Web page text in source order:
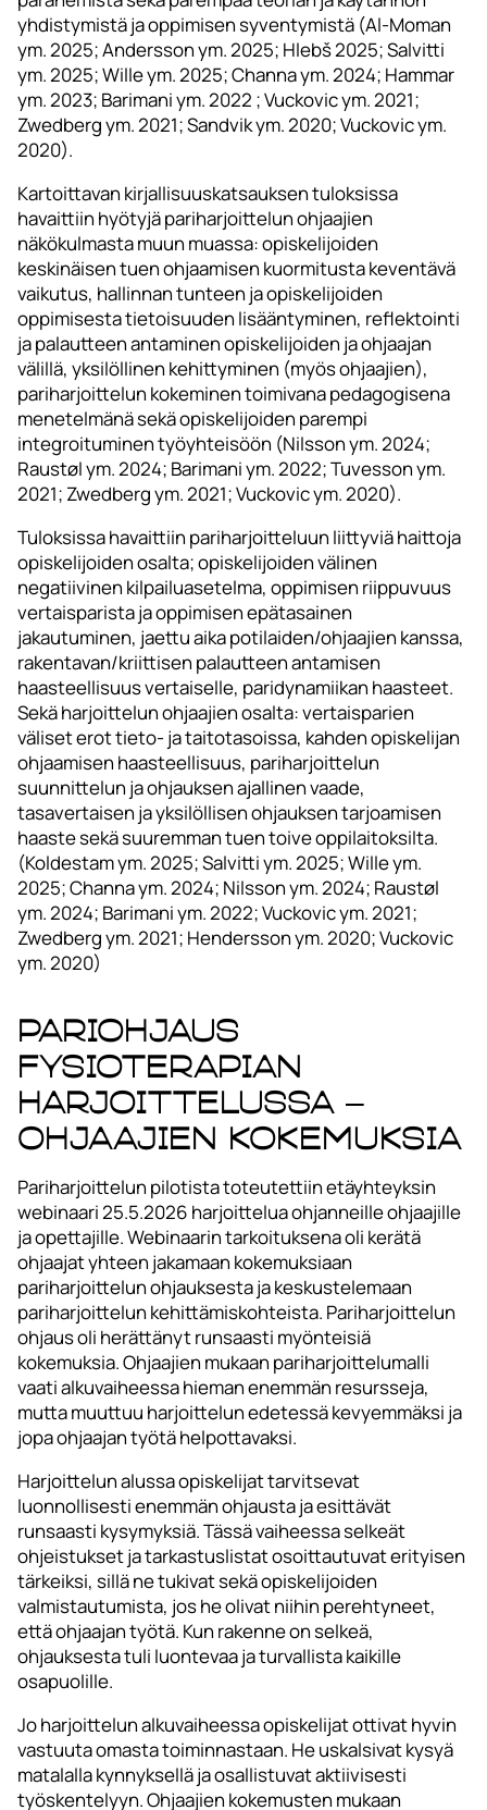
yhdistymistä ja oppimisen syventymistä (Al-Moman
ym. 2025; Andersson ym. 2025; Hlebš 2025; Salvitti
ym. 2025; Wille ym. 2025; Channa ym. 2024; Hammar
ym. 2023; Barimani ym. 2022 ; Vuckovic ym. 2021;
Zwedberg ym. 2021; Sandvik ym. 2020; Vuckovic ym.
2020).
Kartoittavan kirjallisuuskatsauksen tuloksissa
havaittiin hyötyjä pariharjoittelun ohjaajien
näkökulmasta muun muassa: opiskelijoiden
keskinäisen tuen ohjaamisen kuormitusta keventävä
vaikutus, hallinnan tunteen ja opiskelijoiden
oppimisesta tietoisuuden lisääntyminen, reflektointi
ja palautteen antaminen opiskelijoiden ja ohjaajan
välillä, yksilöllinen kehittyminen (myös ohjaajien),
pariharjoittelun kokeminen toimivana pedagogisena
menetelmänä sekä opiskelijoiden parempi
integroituminen työyhteisöön (Nilsson ym. 2024;
Raustøl ym. 2024; Barimani ym. 2022; Tuvesson ym.
2021; Zwedberg ym. 2021; Vuckovic ym. 2020).
Tuloksissa havaittiin pariharjoitteluun liittyviä haittoja
opiskelijoiden osalta; opiskelijoiden välinen
negatiivinen kilpailuasetelma, oppimisen riippuvuus
vertaisparista ja oppimisen epätasainen
jakautuminen, jaettu aika potilaiden/ohjaajien kanssa,
rakentavan/kriittisen palautteen antamisen
haasteellisuus vertaiselle, paridynamiikan haasteet.
Sekä harjoittelun ohjaajien osalta: vertaisparien
väliset erot tieto- ja taitotasoissa, kahden opiskelijan
ohjaamisen haasteellisuus, pariharjoittelun
suunnittelun ja ohjauksen ajallinen vaade,
tasavertaisen ja yksilöllisen ohjauksen tarjoamisen
haaste sekä suuremman tuen toive oppilaitoksilta.
(Koldestam ym. 2025; Salvitti ym. 2025; Wille ym.
2025; Channa ym. 2024; Nilsson ym. 2024; Raustøl
ym. 2024; Barimani ym. 2022; Vuckovic ym. 2021;
Zwedberg ym. 2021; Hendersson ym. 2020; Vuckovic
ym. 2020)
Pariohjaus
fysioterapian
harjoittelussa –
ohjaajien kokemuksia
Pariharjoittelun pilotista toteutettiin etäyhteyksin
webinaari 25.5.2026 harjoittelua ohjanneille ohjaajille
ja opettajille. Webinaarin tarkoituksena oli kerätä
ohjaajat yhteen jakamaan kokemuksiaan
pariharjoittelun ohjauksesta ja keskustelemaan
pariharjoittelun kehittämiskohteista. Pariharjoittelun
ohjaus oli herättänyt runsaasti myönteisiä
kokemuksia. Ohjaajien mukaan pariharjoittelumalli
vaati alkuvaiheessa hieman enemmän resursseja,
mutta muuttuu harjoittelun edetessä kevyemmäksi ja
jopa ohjaajan työtä helpottavaksi.
Harjoittelun alussa opiskelijat tarvitsevat
luonnollisesti enemmän ohjausta ja esittävät
runsaasti kysymyksiä. Tässä vaiheessa selkeät
ohjeistukset ja tarkastuslistat osoittautuvat erityisen
tärkeiksi, sillä ne tukivat sekä opiskelijoiden
valmistautumista, jos he olivat niihin perehtyneet,
että ohjaajan työtä. Kun rakenne on selkeä,
ohjauksesta tuli luontevaa ja turvallista kaikille
osapuolille.
Jo harjoittelun alkuvaiheessa opiskelijat ottivat hyvin
vastuuta omasta toiminnastaan. He uskalsivat kysyä
matalalla kynnyksellä ja osallistuvat aktiivisesti
työskentelyyn. Ohjaajien kokemusten mukaan